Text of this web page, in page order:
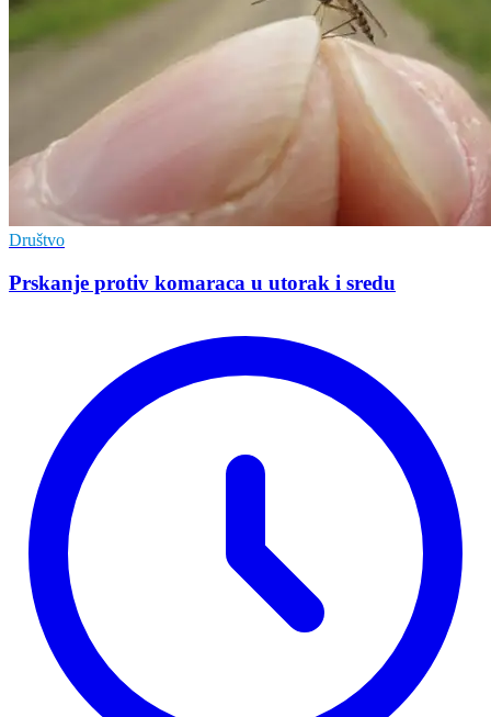
Društvo
Prskanje protiv komaraca u utorak i sredu